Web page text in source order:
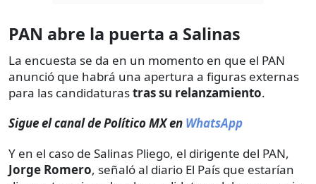
PAN abre la puerta a Salinas
La encuesta se da en un momento en que el PAN
anunció que habrá una apertura a figuras externas
para las candidaturastras su relanzamiento.
Sigue el canal de Político MX en WhatsApp
Y en el caso de Salinas Pliego, el dirigente del PAN,
Jorge Romero, señaló al diario El País que estarían